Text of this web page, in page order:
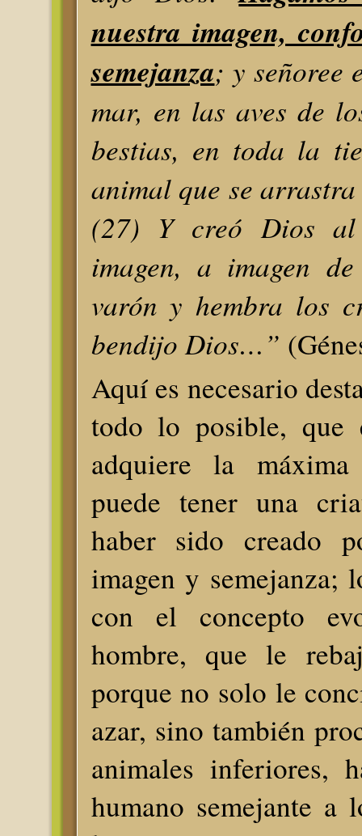
nuestra imagen,
semejanza; y señoree
mar, en las aves de
bestias, en toda la
animal que se
(27) Y creó Dios
imagen, a imagen
varón y hembra los
bendijo Dios…”
Aquí es necesario
todo lo posible, que
adquiere la
puede tener una
haber sido creado
imagen y semejanza;
con el concepto
hombre, que le
porque no solo le
azar, sino también
animales inferiores,
humano semejante a